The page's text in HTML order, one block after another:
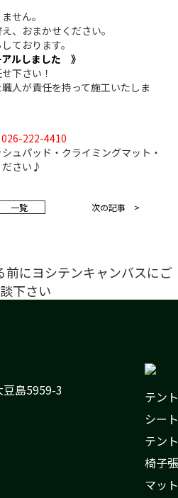
せん。
、おまかせください。
ております。
ルしました 》
下さい！
人が責任を持って施工いたしま
026-222-4410
シュパッド・クライミングマット・
ださい♪
一覧 次の記事 >
前にヨシテンキャンバスにご
下さい
島5959-3
テント
シート
テン
椅子
マッ